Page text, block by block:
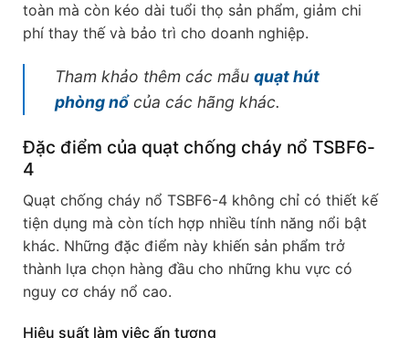
toàn mà còn kéo dài tuổi thọ sản phẩm, giảm chi
phí thay thế và bảo trì cho doanh nghiệp.
Tham khảo thêm các mẫu quạt hút
phòng nổcủa các hãng khác.
Đặc điểm của quạt chống cháy nổ TSBF6-
4
Quạt chống cháy nổ TSBF6-4 không chỉ có thiết kế
tiện dụng mà còn tích hợp nhiều tính năng nổi bật
khác. Những đặc điểm này khiến sản phẩm trở
thành lựa chọn hàng đầu cho những khu vực có
nguy cơ cháy nổ cao.
Hiệu suất làm việc ấn tượng